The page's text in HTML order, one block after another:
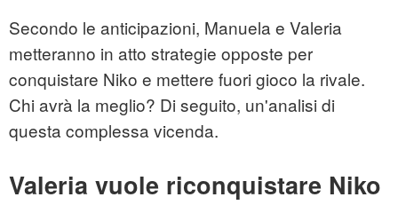
Secondo le anticipazioni, Manuela e Valeria
metteranno in atto strategie opposte per
conquistare Niko e mettere fuori gioco la rivale.
Chi avrà la meglio? Di seguito, un'analisi di
questa complessa vicenda.
Valeria vuole riconquistare Niko